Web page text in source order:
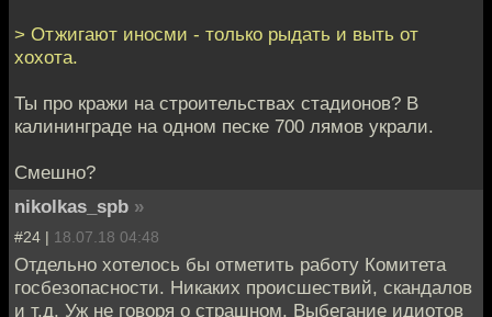
> Отжигают иносми - только рыдать и выть от
хохота.
Ты про кражи на строительствах стадионов? В
калининграде на одном песке 700 лямов украли.
Смешно?
nikolkas_spb »
#24 | 18.07.18 04:48
Отдельно хотелось бы отметить работу Комитета
госбезопасности. Никаких происшествий, скандалов
и т.д. Уж не говоря о страшном. Выбегание идиотов